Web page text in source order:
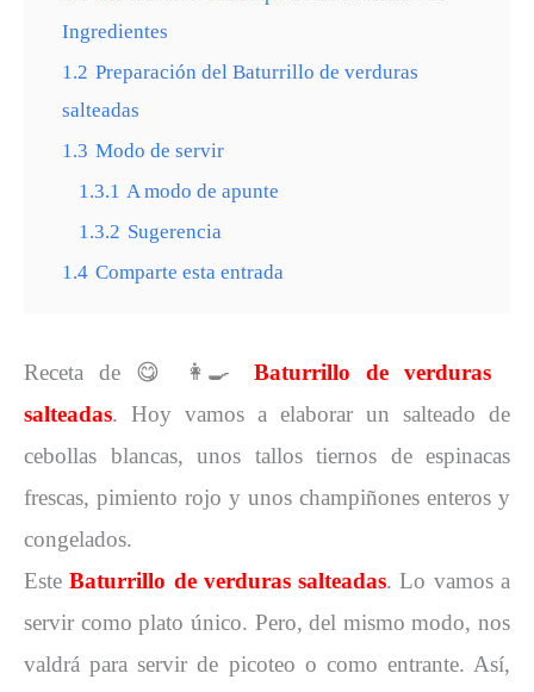
Ingredientes
1.2 Preparación del Baturrillo de verduras
salteadas
1.3 Modo de servir
1.3.1 A modo de apunte
1.3.2 Sugerencia
1.4 Comparte esta entrada
Receta de 😋 👩‍🍳Baturrillo de verduras
salteadas. Hoy vamos a elaborar un salteado de
cebollas blancas, unos tallos tiernos de espinacas
frescas, pimiento rojo y unos champiñones enteros y
congelados.
EsteBaturrillo de verduras salteadas. Lo vamos a
servir como plato único. Pero, del mismo modo, nos
valdrá para servir de picoteo o como entrante. Así,